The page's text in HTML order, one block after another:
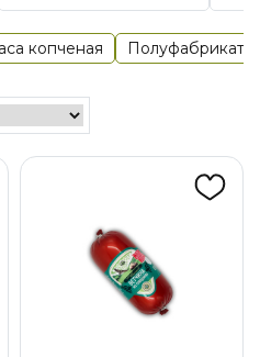
копченая Полуфабрикаты